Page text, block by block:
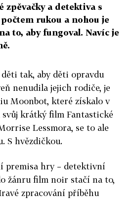
zpěvačky a detektiva s
rukou a nohou je
to, aby fungoval. Navíc je
tak, aby děti opravdu
nenudila jejich rodiče, je
Moonbot, které získalo v
svůj krátký film Fantastické
Lessmora, se to ale
S hvězdičkou.
premisa hry – detektivní
žánru film noir stačí na to,
zpracování příběhu